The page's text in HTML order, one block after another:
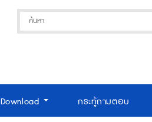
Download กระทู้ถามตอบ